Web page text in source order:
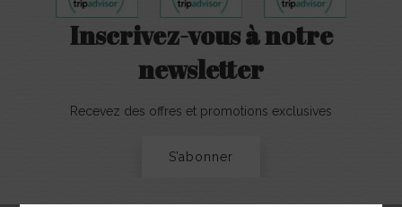
Inscrivez-vous à notre
newsletter
Recevez des offres et promotions exclusives
S’abonner